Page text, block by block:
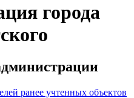
города
ранее учтенных объектов